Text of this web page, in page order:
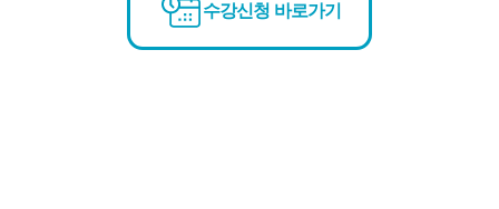
수강신청 바로가기